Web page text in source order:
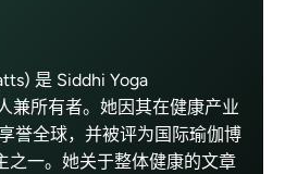
是 Siddhi Yoga
兼所有者。她因其在健康产业
誉全球，并被评为国际瑜伽博
之一。她关于整体健康的文章